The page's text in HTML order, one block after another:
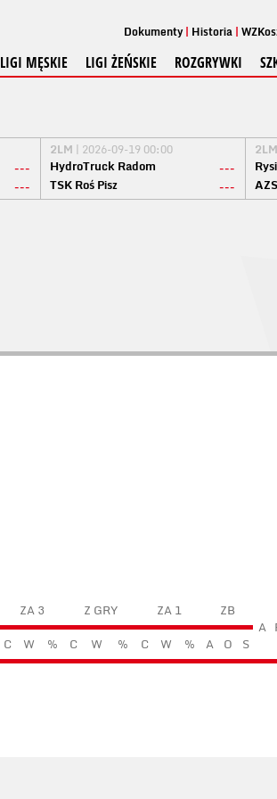
Dokumenty Historia
LIGI MĘSKIE LIGI ŻEŃSKIE ROZGRYWKI
---
---
2LM | 2026-09-19 00:00
HydroTruck Radom
---
TSK Roś Pisz
---
2LM
ZA 3 Z GRY ZA 1
ZB
A
C W % C W % C W % A O S